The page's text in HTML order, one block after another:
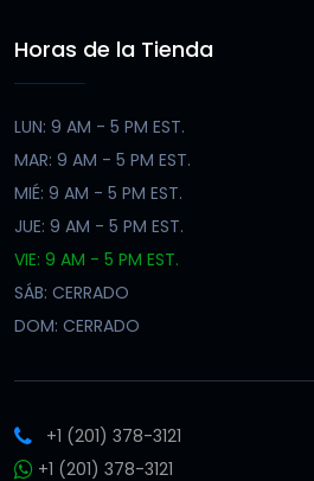
Horas de la Tienda
LUN: 9 AM - 5 PM EST.
MAR: 9 AM - 5 PM EST.
MIÉ: 9 AM - 5 PM EST.
JUE: 9 AM - 5 PM EST.
VIE: 9 AM - 5 PM EST.
SÁB: CERRADO
DOM: CERRADO
+1 (201) 378-3121
+1 (201) 378-3121